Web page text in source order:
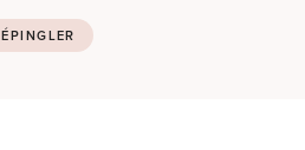
ÉPINGLER